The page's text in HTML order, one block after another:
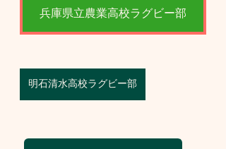
兵庫県立農業高校ラグビー部
明石清水高校ラグビー部